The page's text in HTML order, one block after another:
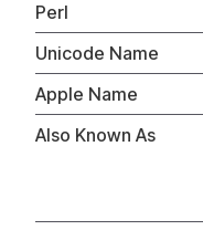
Perl
Unicode Name
Apple Name
Also Known As